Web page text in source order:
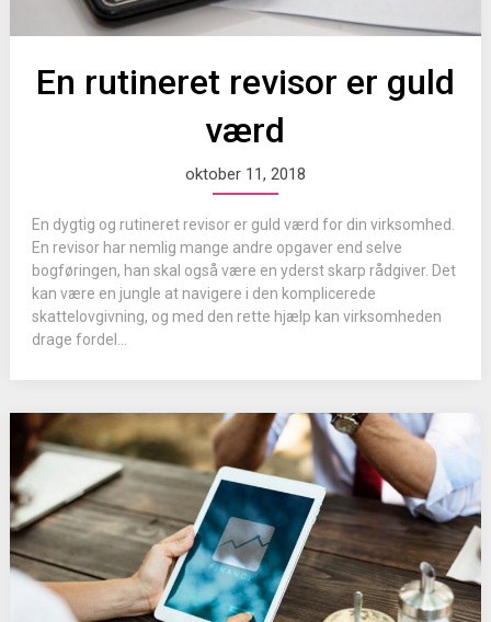
En rutineret revisor er guld
værd
oktober 11, 2018
En dygtig og rutineret revisor er guld værd for din virksomhed.
En revisor har nemlig mange andre opgaver end selve
bogføringen, han skal også være en yderst skarp rådgiver. Det
kan være en jungle at navigere i den komplicerede
skattelovgivning, og med den rette hjælp kan virksomheden
drage fordel...